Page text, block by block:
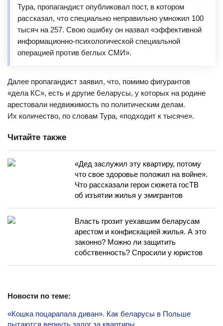
Тура, пропагандист опубликовал пост, в котором
рассказал, что специально неправильно умножил 100
тысяч на 257. Свою ошибку он назвал «эффективной
информационно-психологической специальной
операцией против беглых СМИ».
Далее пропагандист заявил, что, помимо фигурантов
«дела КС», есть и другие беларусы, у которых на родине
арестовали недвижимость по политическим делам.
Их количество, по словам Тура, «подходит к тысяче».
Читайте также
«Дед заслужил эту квартиру, потому
что свое здоровье положил на войне».
Что рассказали герои сюжета госТВ
об изъятии жилья у эмигрантов
Власть грозит уехавшим беларусам
арестом и конфискацией жилья. А это
законно? Можно ли защитить
собственность? Спросили у юристов
Новости по теме:
«Кошка поцарапала диван». Как беларусы в Польше
пытаются вернуть залог за квартиры